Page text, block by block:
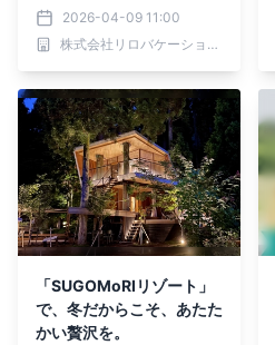
オープン記念プラン販売｜
2026年6月30日まで
2026-04-09 11:00
株式会社リロバケーションズ
「SUGOMoRIリゾート」
で、冬だからこそ、あたた
かい贅沢を。